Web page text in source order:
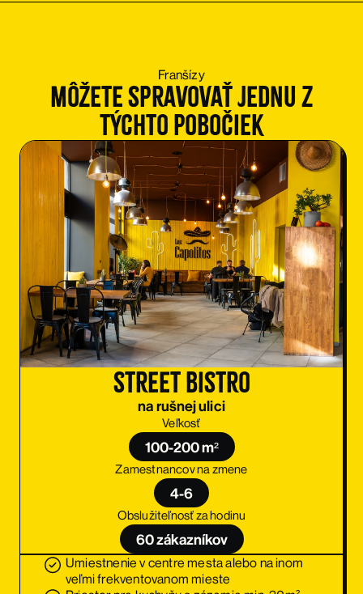
Franšízy
Môžete spravovať jednu z
týchto pobočiek
street bistro
na rušnej ulici
Veľkosť
100-200 m²
Zamestnancov na zmene
4-6
Obslužiteľnosť za hodinu
60 zákazníkov
Umiestnenie v centre mesta alebo na inom
veľmi frekventovanom mieste